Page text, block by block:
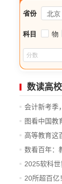
数读高校
会计新考季
图看中国教
高等教育这
数看百年：
2025软科
14...
20所超百亿